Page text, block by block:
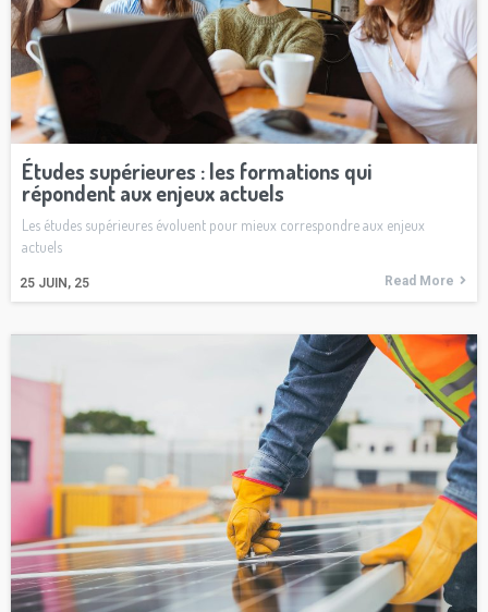
Études supérieures : les formations qui
répondent aux enjeux actuels
25 JUIN, 25
Les études supérieures évoluent pour mieux correspondre aux enjeux
actuels
Read More